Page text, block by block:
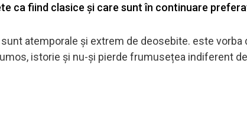
ca fiind clasice și care sunt în continuare
atemporale și extrem de deosebite. este vorba
istorie și nu-și pierde frumusețea indiferent